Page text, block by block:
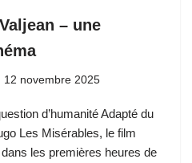
– une
12 novembre 2025
d’humanité Adapté du
Les Misérables, le film
les premières heures de